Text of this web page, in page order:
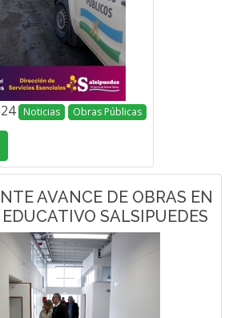
Noticias Obras Públicas
AVANCE DE OBRAS EN
SALSIPUEDES